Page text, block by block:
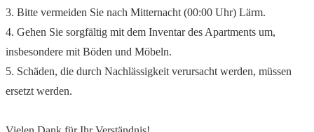
3. Bitte vermeiden Sie nach Mitternacht (00:00 Uhr) Lärm.
4. Gehen Sie sorgfältig mit dem Inventar des Apartments um,
insbesondere mit Böden und Möbeln.
5. Schäden, die durch Nachlässigkeit verursacht werden, müssen
ersetzt werden.